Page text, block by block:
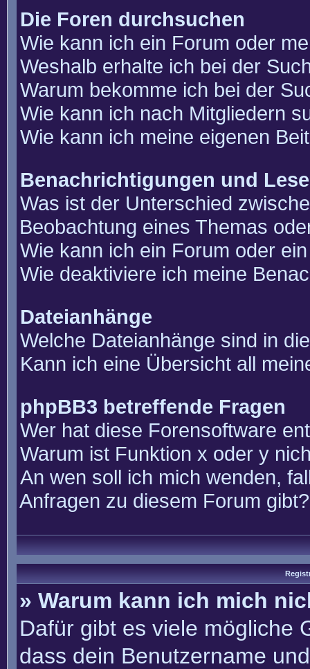
Die Foren durchsuchen
Wie kann ich ein Forum oder
Weshalb erhalte ich bei der
Warum bekomme ich bei der
Wie kann ich nach Mitgliedern
Wie kann ich meine eigenen
Benachrichtigungen und
Was ist der Unterschied
Beobachtung eines Themas
Wie kann ich ein Forum oder
Wie deaktiviere ich meine
Dateianhänge
Welche Dateianhänge sind in
Kann ich eine Übersicht all
phpBB3 betreffende Fragen
Wer hat diese Forensoftware
Warum ist Funktion x oder y
An wen soll ich mich wenden,
Anfragen zu diesem Forum gibt?
» Warum kann ich mich
Dafür gibt es viele mögliche
dass dein Benutzername